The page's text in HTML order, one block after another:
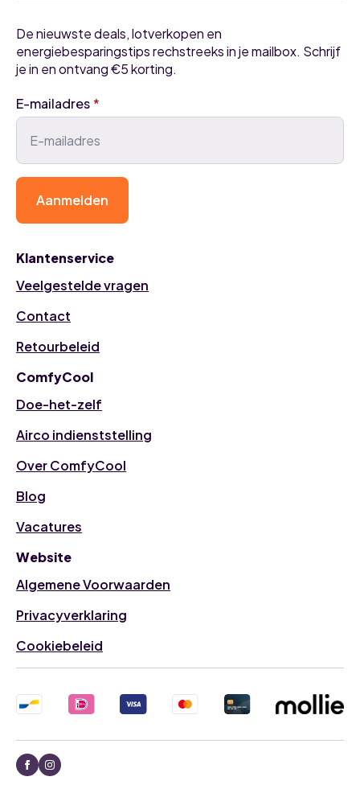
Klantenservice
Veelgestelde vragen
Contact
Retourbeleid
ComfyCool
Doe-het-zelf
Airco indienststelling
Over ComfyCool
Blog
Vacatures
Website
Algemene Voorwaarden
Privacyverklaring
Cookiebeleid
De nieuwste deals, lotverkopen en
energiebesparingstips rechstreeks in je mailbox. Schrijf
je in en ontvang €5 korting.
E-mailadres*
Aanmelden